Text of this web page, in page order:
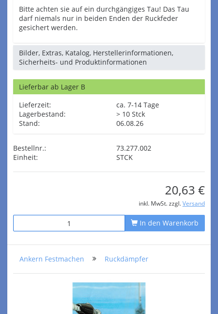
Bitte achten sie auf ein durchgängiges Tau! Das Tau
darf niemals nur in beiden Enden der Ruckfeder
gesichert werden.
Bilder, Extras, Katalog, Herstellerinformationen,
Sicherheits- und Produktinformationen
Lieferbar ab Lager B
Lieferzeit:
ca. 7-14 Tage
Lagerbestand:
> 10 Stck
Stand:
06.08.26
Bestellnr.:
73.277.002
Einheit:
STCK
20,63 €
inkl. MwSt. zzgl. Versand
In den Warenkorb
Ankern Festmachen Ruckdämpfer